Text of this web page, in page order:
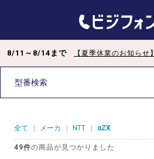
8/11～8/14まで 【夏季休業のお知らせ】
全て メーカ NTT αZX
49件の商品が見つかりました